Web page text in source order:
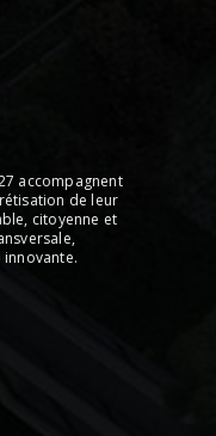
accompagnent
de leur
citoyenne et